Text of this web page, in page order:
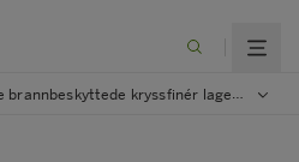
laget av trevirke fra nåletrær er ideell for krevende vegg-, tak- og gulvstrukturer